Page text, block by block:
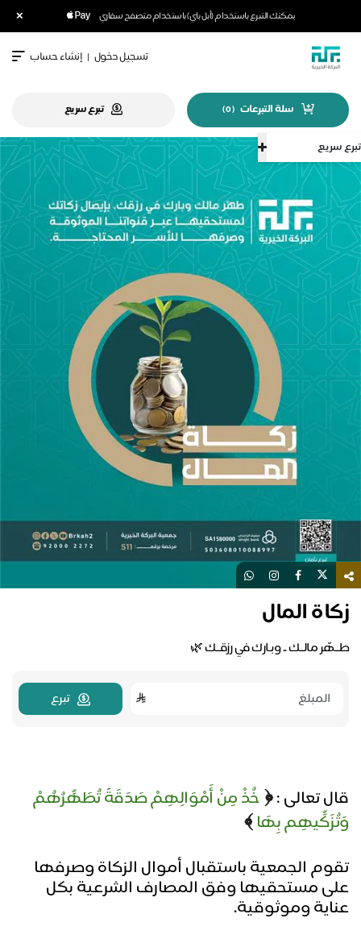
يمكنك التبرع باستخدام (أبل باي) باستخدام متصفح سفاري ×
تبرع سريع
تسجيل دخول | إنشاء حساب
سلة التبرعات (
0
) تبرع سريع
زكاة المال
طــهّر مالــك .. وبـارك في رزقــك 🌿
تبرع
قال تعالى :﴿ خُذْ مِنْ أَمْوَالِهِمْ صَدَقَةً تُطَهِّرُهُمْ
وَتُزَكِّيهِم بِهَا ﴾
تقوم الجمعية باستقبال أموال الزكاة وصرفها
على مستحقيها وفق المصارف الشرعية بكل
عناية وموثوقية.